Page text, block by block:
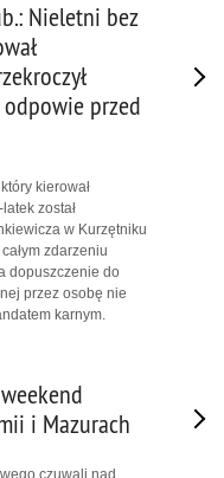
Nieletni bez
przed
kierował
został
w Kurzętniku
zdarzeniu
dopuszczenie do
przez osobę nie
karnym.
i Mazurach